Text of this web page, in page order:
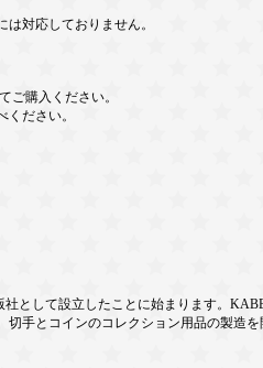
対応しておりません。
ご購入ください。
ださい。
として設立したことに始まります。
手とコインのコレクション用品の製造